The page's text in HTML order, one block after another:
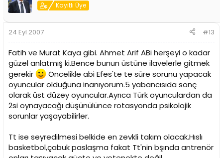
Kayıtlı Üye
24 Eyl 2007 #13
Fatih ve Murat Kaya gibi. Ahmet Arif ABi herşeyi o kadar
güzel anlatmış ki.Bence bunun üstüne ilavelerle gitmek
gerekir
Öncelikle abi Efes'te te süre sorunu yapacak
oyuncular olduğuna inanıyorum.5 yabancısıda sonç
olarak üst düzey oyuncular.Ayrıca Türk oyunculardan da
2si oynayacağı düşünülünce rotasyonda psikolojik
sorunlar yaşayabilirler.
Tt ise seyredilmesi belkide en zevkli takım olacak.Hıslı
basketbol,çabuk paslaşma fakat Tt'nin bşında antrenör